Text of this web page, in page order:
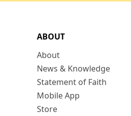
ABOUT
About
News & Knowledge
Statement of Faith
Mobile App
Store